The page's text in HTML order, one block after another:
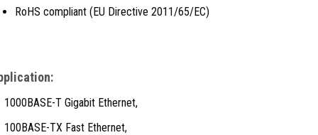
RoHS compliant (EU Directive 2011/65/EC)
1000BASE-T Gigabit Ethernet,
100BASE-TX Fast Ethernet,